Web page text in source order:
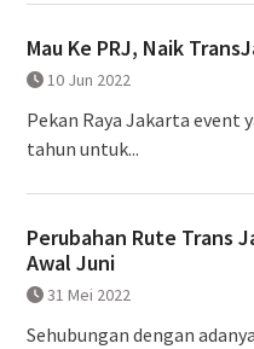
Mau Ke PRJ, Naik
10 Jun 2022
Pekan Raya Jakarta event
tahun untuk...
Perubahan Rute Trans
Awal Juni
31 Mei 2022
Sehubungan dengan